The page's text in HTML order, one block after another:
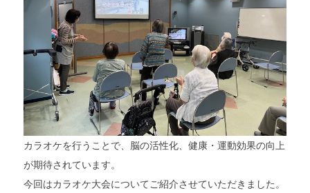
カラオケを行うことで、脳の活性化、健康・運動効果の向上
が期待されています。
今回はカラオケ大会についてご紹介させていただきました。